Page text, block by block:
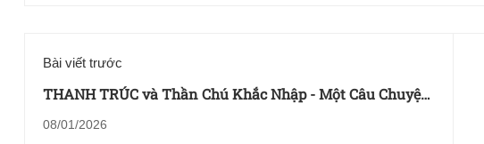
Bài viết trước
THANH TRÚC và Thần Chú Khắc Nhập - Một Câu Chuyện
Sử Thi Hiện Đại và Bài Học Từ Sự Mất Mát - Độc giả, biên
08/01/2026